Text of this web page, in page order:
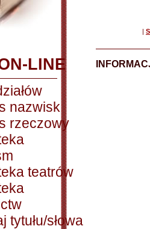
LINE
nazwisk
rzeczowy
teatrów
tytułu/słowa
|